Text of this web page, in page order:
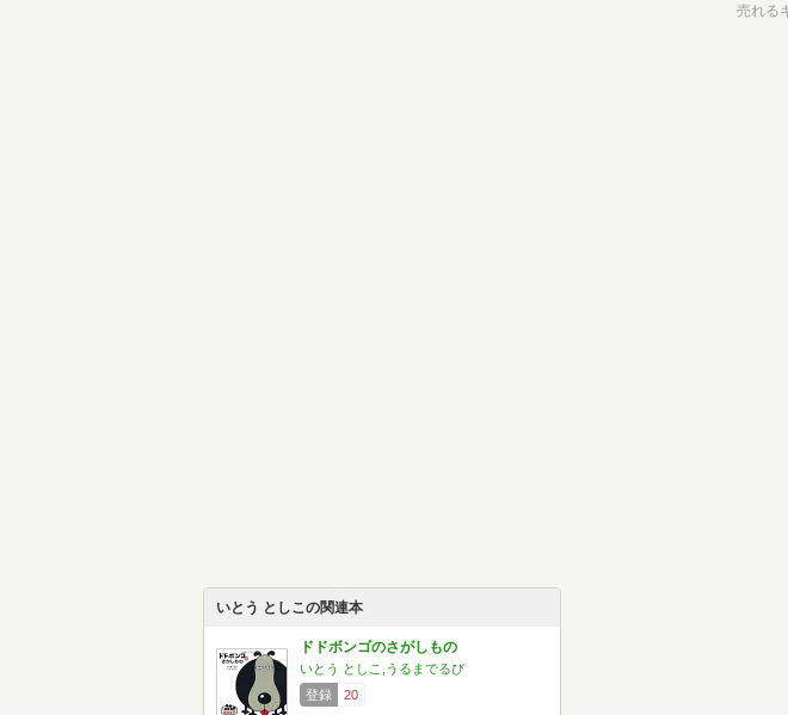
いとう としこの関連本
ドドボンゴのさがしもの
いとう としこ,うるまでるび
登録
20
売れる